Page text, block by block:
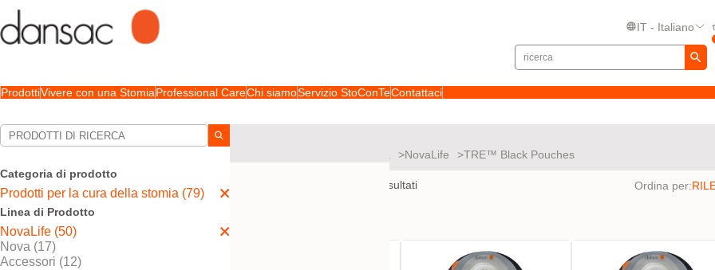
IT - Italiano
ProdottiVivere con una StomiaProfessional CareChi siamoServizio StoConTeContattaci
Categoria di prodotto
Prodotti per la cura della stomia (79)
Linea di Prodotto
NovaLife (50)
Nova (17)
Accessori (12)
NovaLife TRE™ Black Pouches
risultati Ordina per: